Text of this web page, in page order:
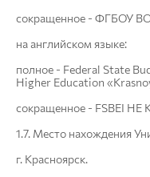
сокращенное - ФГБОУ
на английском языке:
полное - Federal State
Higher Education
сокращенное - FSBEI HE
1.7. Место нахождения
г. Красноярск.